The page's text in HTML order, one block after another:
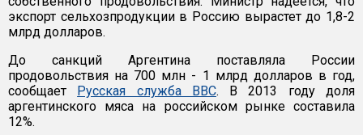
экспорт сельхозпродукции в Россию вырастет до 1,8-2
млрд долларов.
До санкций Аргентина поставляла России
продовольствия на 700 млн - 1 млрд долларов в год,
сообщает Русская служба ВВС. В 2013 году доля
аргентинского мяса на российском рынке составила
12%.